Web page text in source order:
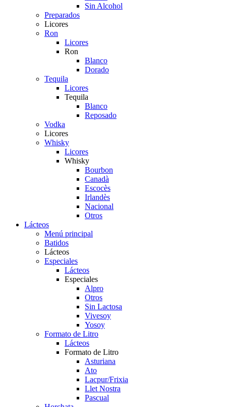
Sin Alcohol
Preparados
Licores
Ron
Licores
Ron
Blanco
Dorado
Tequila
Licores
Tequila
Blanco
Reposado
Vodka
Licores
Whisky
Licores
Whisky
Bourbon
Canadà
Escocès
Irlandès
Nacional
Otros
Lácteos
Menú principal
Batidos
Lácteos
Especiales
Lácteos
Especiales
Alpro
Otros
Sin Lactosa
Vivesoy
Yosoy
Formato de Litro
Lácteos
Formato de Litro
Asturiana
Ato
Lacpur/Frixia
Llet Nostra
Pascual